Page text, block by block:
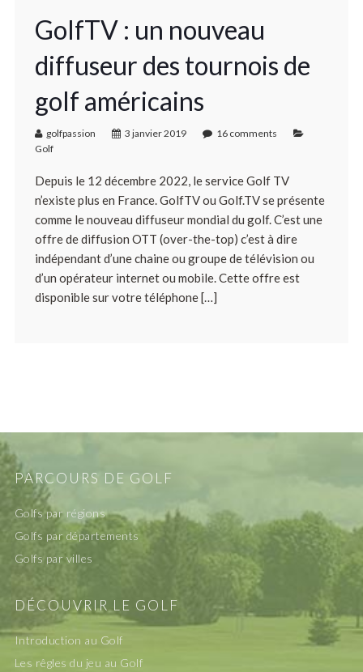
GolfTV : un nouveau
diffuseur des tournois de
golf américains
golfpassion 3 janvier 2019
16 comments
Golf
Depuis le 12 décembre 2022, le service Golf TV
n’existe plus en France. GolfTV ou Golf.TV se présente
comme le nouveau diffuseur mondial du golf. C’est une
offre de diffusion OTT (over-the-top) c’est à dire
indépendant d’une chaine ou groupe de télévision ou
d’un opérateur internet ou mobile. Cette offre est
disponible sur votre téléphone […]
PARCOURS DE GOLF
Golfs par régions
Golfs par départements
Golfs par villes
DÉCOUVRIR LE GOLF
Introduction au Golf
Les rêgles du jeu au Golf